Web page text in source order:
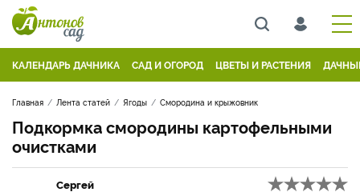
КАЛЕНДАРЬ ДАЧНИКА САД И ОГОРОД ЦВЕТЫ И РАСТЕНИЯ
Главная Лента статей Ягоды Смородина и крыжовник
Подкормка смородины картофельными
очистками
Сергей